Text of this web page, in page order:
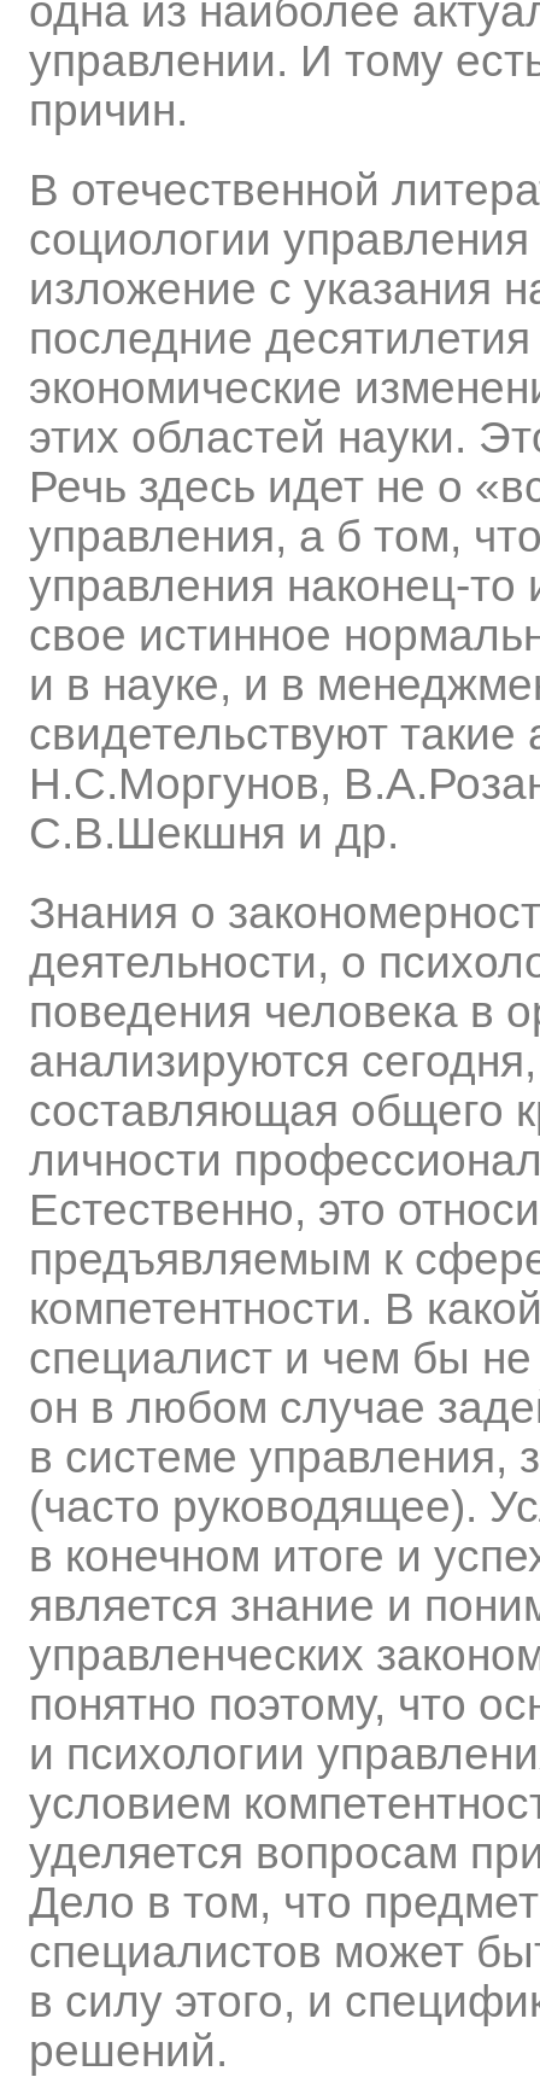
одна из наиболее
управлении. И тому
причин.
В отечественной
социологии
изложение с указания
последние
экономические
этих областей науки.
Речь здесь идет не о
управления, а б том,
управления наконец-
свое истинное
и в науке, и в
свидетельствуют
Н.С.Моргунов,
С.В.Шекшня и др.
Знания о
деятельности, о
поведения человека в
анализируются
составляющая общего
личности
Естественно, это
предъявляемым к
компетентности. В
специалист и чем бы не
он в любом случае
в системе управления,
(часто руководящее).
в конечном итоге и
является знание и
управленческих
понятно поэтому, что
и психологии
условием
уделяется вопросам
Дело в том, что
специалистов может
в силу этого, и
решений.